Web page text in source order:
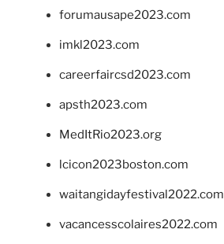
forumausape2023.com
imkl2023.com
careerfaircsd2023.com
apsth2023.com
MedItRio2023.org
lcicon2023boston.com
waitangidayfestival2022.com
vacancesscolaires2022.com